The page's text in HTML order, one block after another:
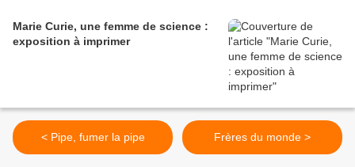
Marie Curie, une femme de science :
exposition à imprimer
< Pipe, fumer la pipe Frères du monde >